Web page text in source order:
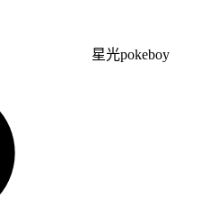
星光pokeboy